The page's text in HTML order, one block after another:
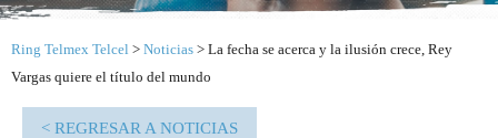
Ring Telmex Telcel > Noticias > La fecha se acerca y la ilusión crece, Rey
Vargas quiere el título del mundo
< REGRESAR A NOTICIAS